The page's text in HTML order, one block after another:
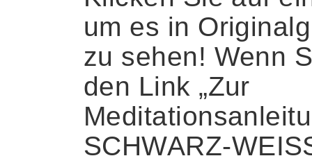
um es in
zu sehen! Wenn
den Link „Zur
SCHWARZ-